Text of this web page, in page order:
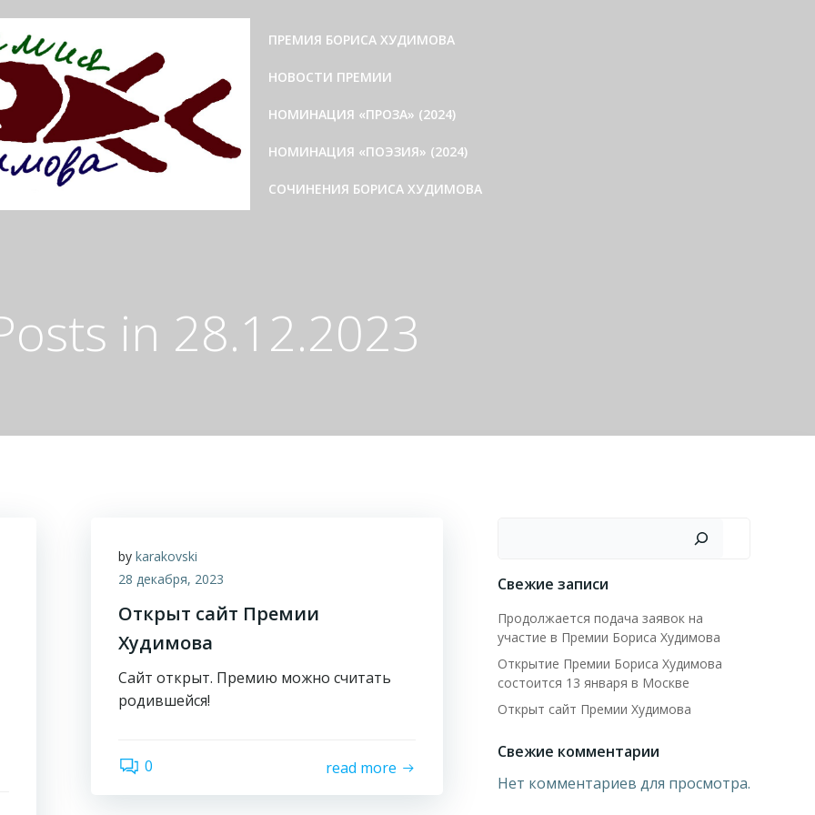
ПРЕМИЯ БОРИСА ХУДИМОВА
НОВОСТИ ПРЕМИИ
НОМИНАЦИЯ «ПРОЗА» (2024)
НОМИНАЦИЯ «ПОЭЗИЯ» (2024)
СОЧИНЕНИЯ БОРИСА ХУДИМОВА
in 28.12.2023
by karakovski
28 декабря, 2023
Открыт сайт Премии
Худимова
Сайт открыт. Премию можно считать
родившейся!
0 read more
Свежие записи
Продолжается подача заявок на
участие в Премии Бориса Худимова
Открытие Премии Бориса Худимова
состоится 13 января в Москве
Открыт сайт Премии Худимова
Свежие комментарии
Нет комментариев для просмотра.